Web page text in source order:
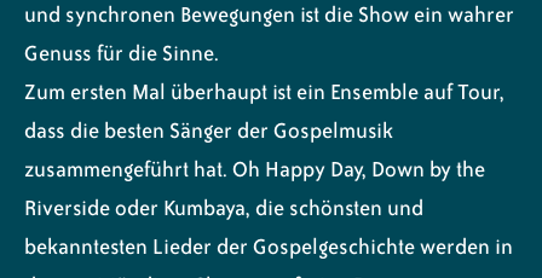
und synchronen Bewegungen ist die Show ein wahrer
Genuss für die Sinne.
Zum ersten Mal überhaupt ist ein Ensemble auf Tour,
dass die besten Sänger der Gospelmusik
zusammengeführt hat. Oh Happy Day, Down by the
Riverside oder Kumbaya, die schönsten und
bekanntesten Lieder der Gospelgeschichte werden in